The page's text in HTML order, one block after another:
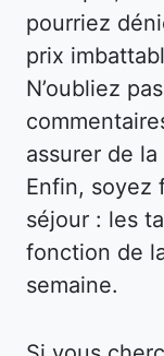
pourriez
prix
N’oubliez
assurer de
Enfin, soyez
séjour : les
fonction de
semaine.